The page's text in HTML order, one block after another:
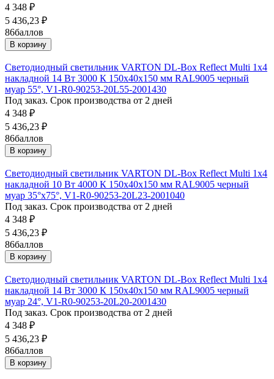
4 348 ₽
5 436,23 ₽
86баллов
В корзину
Светодиодный светильник VARTON DL-Box Reflect Multi 1x4
накладной 14 Вт 3000 К 150х40х150 мм RAL9005 черный
муар 55°, V1-R0-90253-20L55-2001430
Под заказ. Срок производства от 2 дней
4 348 ₽
5 436,23 ₽
86баллов
В корзину
Светодиодный светильник VARTON DL-Box Reflect Multi 1x4
накладной 10 Вт 4000 К 150х40х150 мм RAL9005 черный
муар 35°x75°, V1-R0-90253-20L23-2001040
Под заказ. Срок производства от 2 дней
4 348 ₽
5 436,23 ₽
86баллов
В корзину
Светодиодный светильник VARTON DL-Box Reflect Multi 1x4
накладной 14 Вт 3000 К 150х40х150 мм RAL9005 черный
муар 24°, V1-R0-90253-20L20-2001430
Под заказ. Срок производства от 2 дней
4 348 ₽
5 436,23 ₽
86баллов
В корзину